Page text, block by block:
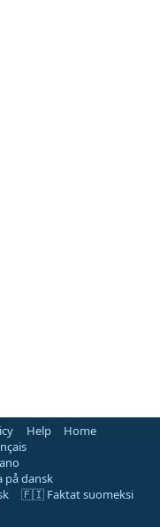
Help
Home
dansk
🇫🇮 Faktat suomeksi